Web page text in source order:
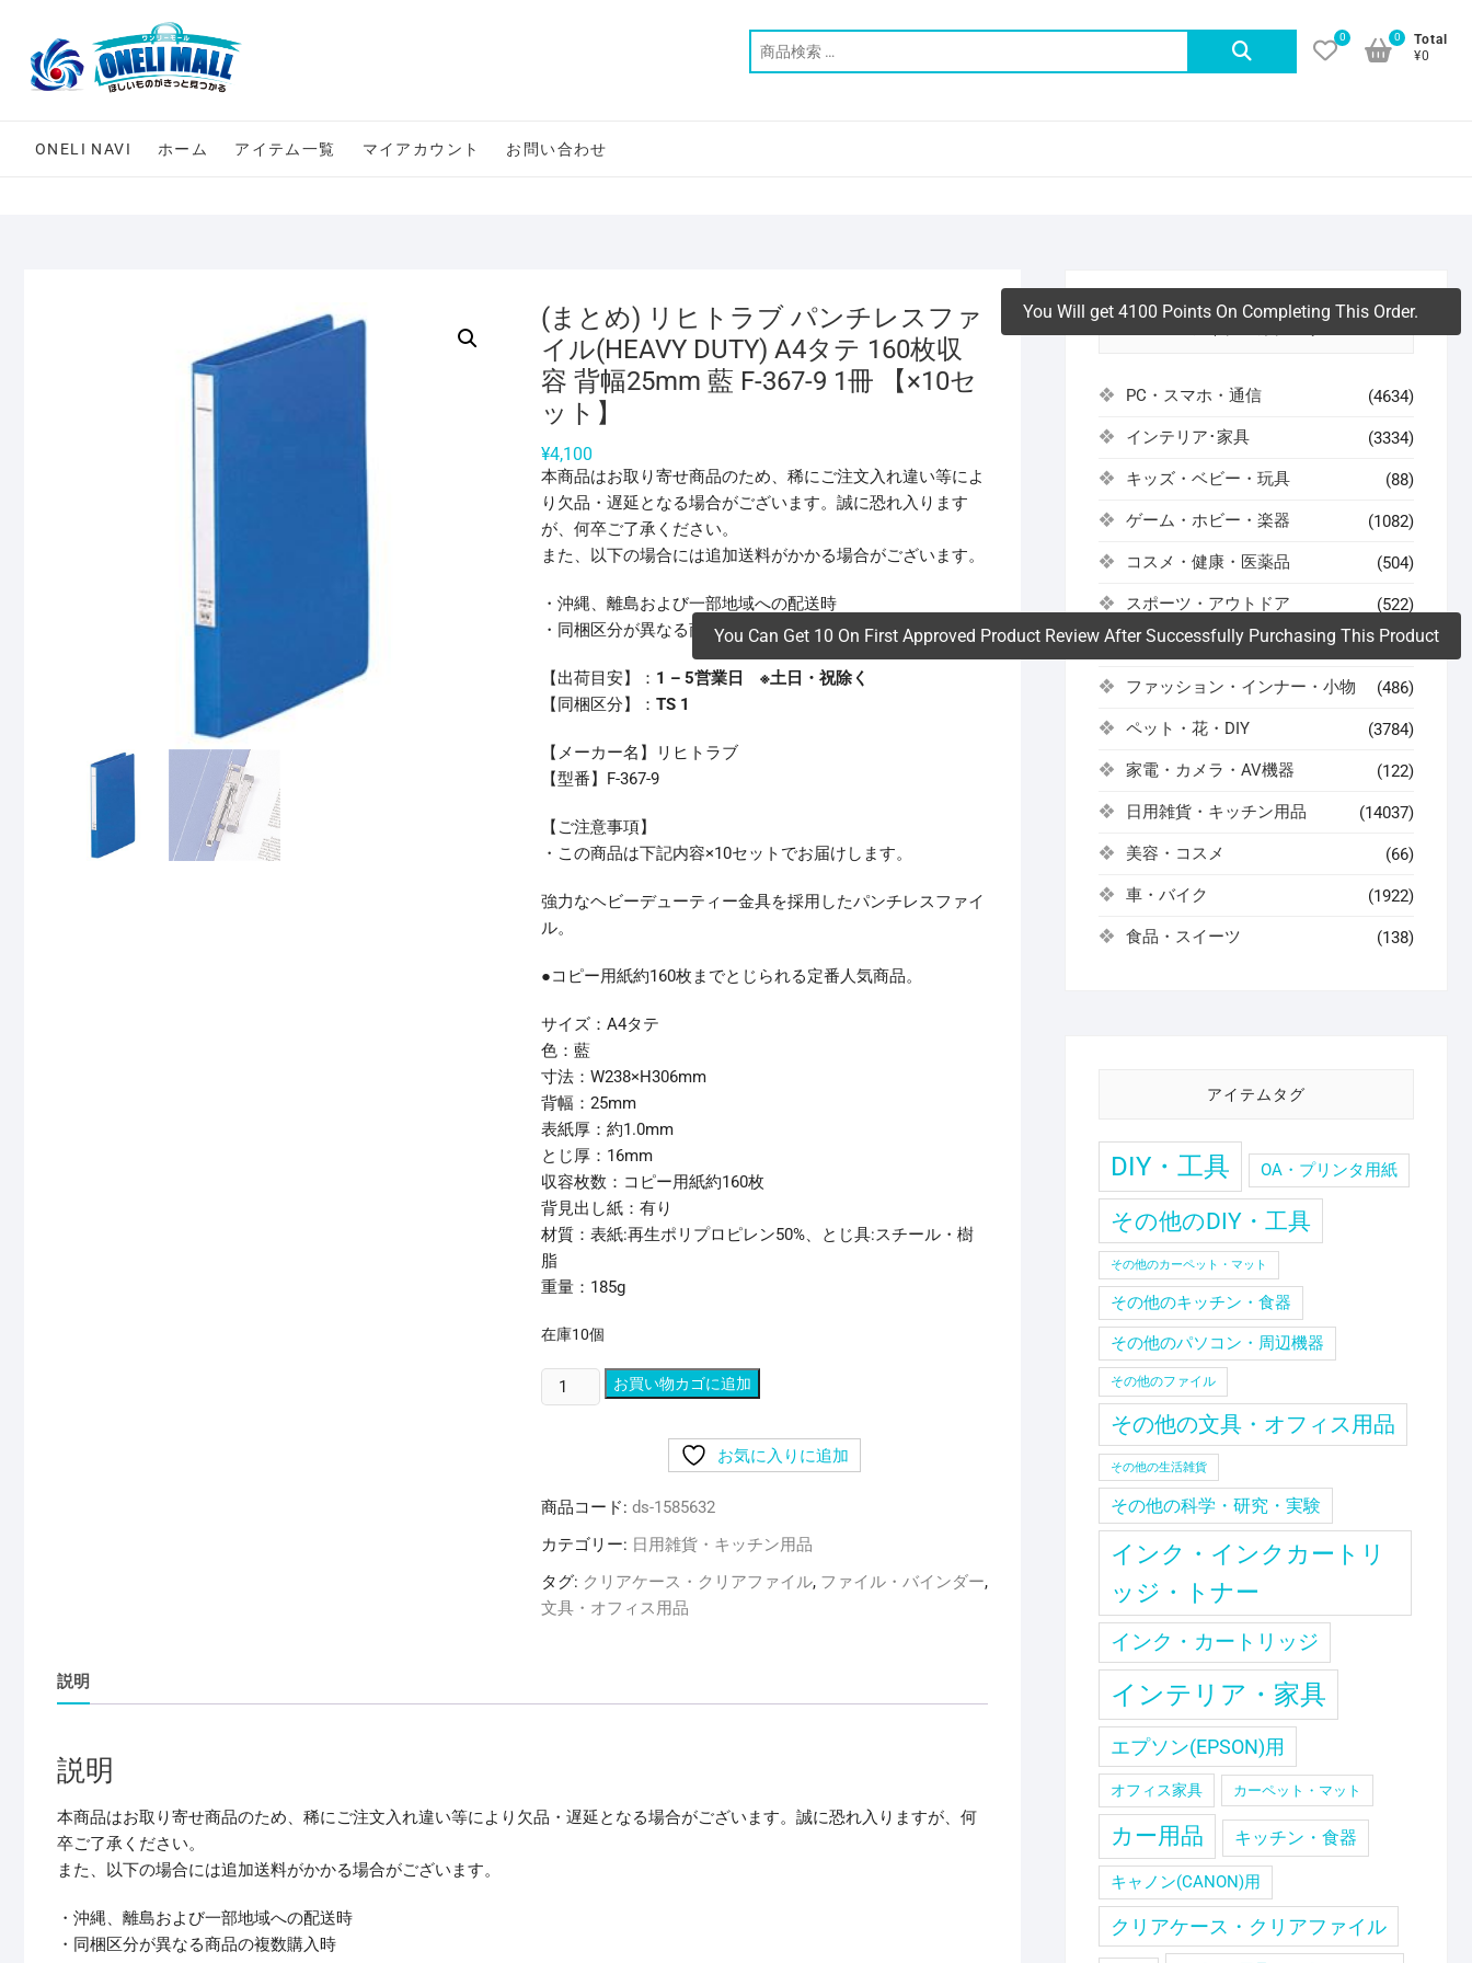
content
0
Total
¥0
0
ONELI NAVI ホーム アイテム一覧 マイアカウント お問い合わせ
(まとめ) リヒトラブ パンチレスファ
イル(HEAVY DUTY) A4タテ 160枚収
容 背幅25mm 藍 F-367-9 1冊 【×10セ
ット】
¥4,100
本商品はお取り寄せ商品のため、稀にご注文入れ違い等によ
り欠品・遅延となる場合がございます。誠に恐れ入ります
が、何卒ご了承ください。
また、以下の場合には追加送料がかかる場合がございます。
・沖縄、離島および一部地域への配送時
・同梱区分が異なる商品の複数購入時
【出荷目安】： 1 – 5営業日 ※土日・祝除く
【同梱区分】： TS 1
【メーカー名】リヒトラブ
【型番】F-367-9
【ご注意事項】
・この商品は下記内容×10セットでお届けします。
強力なヘビーデューティー金具を採用したパンチレスファイ
ル。
●コピー用紙約160枚までとじられる定番人気商品。
サイズ：A4タテ
色：藍
寸法：W238×H306mm
背幅：25mm
表紙厚：約1.0mm
とじ厚：16mm
収容枚数：コピー用紙約160枚
背見出し紙：有り
材質：表紙:再生ポリプロピレン50%、とじ具:スチール・樹
脂
重量：185g
在庫10個
You Will get 4100 Points On Completing This Order.
You Can Get 10 On First Approved Product Review After Successfully Purchasing This Product
(ま
と
ト
ラ
パ
ン
(HEAVY
お買い物カゴに追加
お気に入りに追加
商品コード: ds-1585632
カテゴリー: 日用雑貨・キッチン用品
タグ: クリアケース・クリアファイル, ファイル・バインダー,
文具・オフィス用品
説明
説明
本商品はお取り寄せ商品のため、稀にご注文入れ違い等により欠品・遅延となる場合がございます。誠に恐れ入りますが、何
卒ご了承ください。
また、以下の場合には追加送料がかかる場合がございます。
・沖縄、離島および一部地域への配送時
・同梱区分が異なる商品の複数購入時
PC・スマホ・通信 (4634)
インテリア･家具 (3334)
キッズ・ベビー・玩具 (88)
ゲーム・ホビー・楽器 (1082)
コスメ・健康・医薬品 (504)
スポーツ・アウトドア (522)
ドリンク・お酒 (59)
ファッション・インナー・小物 (486)
ペット・花・DIY (3784)
家電・カメラ・AV機器 (122)
日用雑貨・キッチン用品 (14037)
美容・コスメ (66)
車・バイク (1922)
食品・スイーツ (138)
アイテムタグ
DIY・工具 OA・プリンタ用紙
その他のDIY・工具
その他のカーペット・マット
その他のキッチン・食器
その他のパソコン・周辺機器
その他のファイル
その他の文具・オフィス用品
その他の生活雑貨
その他の科学・研究・実験
インク・インクカートリ
ッジ・トナー
インク・カートリッジ
インテリア・家具
エプソン(EPSON)用
オフィス家具 カーペット・マット
カー用品 キッチン・食器
キャノン(CANON)用
クリアケース・クリアファイル